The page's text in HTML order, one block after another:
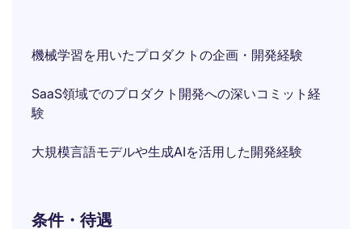
機械学習を用いたプロダクトの企画・開発経験
SaaS領域でのプロダクト開発への深いコミット経
験
大規模言語モデルや生成AIを活用した開発経験
条件・待遇